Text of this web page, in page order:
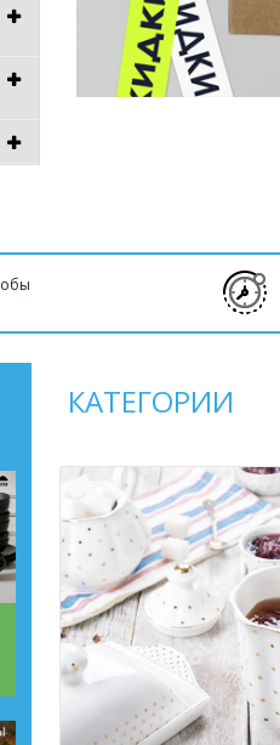
КАТЕГОРИИ